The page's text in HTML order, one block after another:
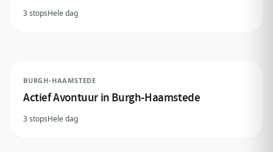
3 stopsHele dag
BURGH-HAAMSTEDE
Actief Avontuur in Burgh-Haamstede
3 stopsHele dag